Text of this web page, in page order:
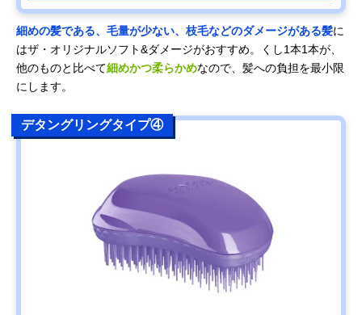
細めの髪である、毛量が少ない、枝毛などのダメージがある髪に
はザ・オリジナルソフト&ダメージがおすすめ。くし1本1本が、
他のものと比べて細めかつ柔らかめなので、髪への負担を最小限
にします。
デタングリングタイプ④